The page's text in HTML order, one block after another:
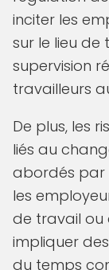
inciter les
sur le lieu de
supervision
travailleurs
De plus, les
liés au
abordés par
les
de travail ou
impliquer des
du temps